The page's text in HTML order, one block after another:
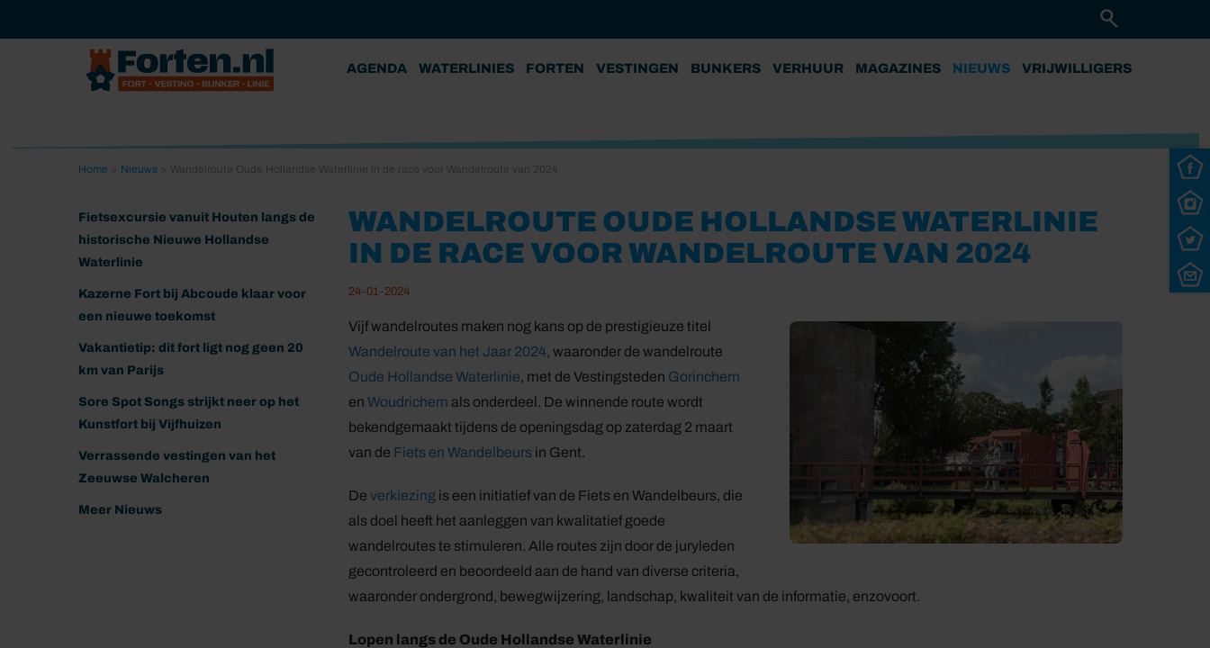
AGENDA WATERLINIES FORTEN VESTINGEN BUNKERS VERHUUR MAGAZINES NIEUWS VRIJWILLIGERS
Home Nieuws
Fietsexcursie vanuit Houten langs de
historische Nieuwe Hollandse
Waterlinie
Kazerne Fort bij Abcoude klaar voor
een nieuwe toekomst
Vakantietip: dit fort ligt nog geen 20
km van Parijs
Sore Spot Songs strijkt neer op het
Kunstfort bij Vijfhuizen
Verrassende vestingen van het
Zeeuwse Walcheren
Meer Nieuws
WANDELROUTE OUDE HOLLANDSE WATERLINIE
IN DE RACE VOOR WANDELROUTE VAN 2024
24-01-2024
Vijf wandelroutes maken nog kans op de prestigieuze titel
Wandelroute van het Jaar 2024, waaronder de wandelroute
Oude Hollandse Waterlinie, met de Vestingsteden Gorinchem
en Woudrichem als onderdeel. De winnende route wordt
bekendgemaakt tijdens de openingsdag op zaterdag 2 maart
van de Fiets en Wandelbeurs in Gent.
De verkiezing is een initiatief van de Fiets en Wandelbeurs, die
als doel heeft het aanleggen van kwalitatief goede
wandelroutes te stimuleren. Alle routes zijn door de juryleden
gecontroleerd en beoordeeld aan de hand van diverse criteria,
waaronder ondergrond, bewegwijzering, landschap, kwaliteit van de informatie, enzovoort.
Lopen langs de Oude Hollandse Waterlinie